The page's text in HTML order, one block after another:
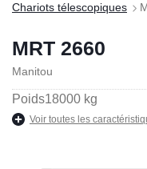
Chariots télescopiques
MRT 2660
Manitou
Poids18000 kg
Voir toutes les